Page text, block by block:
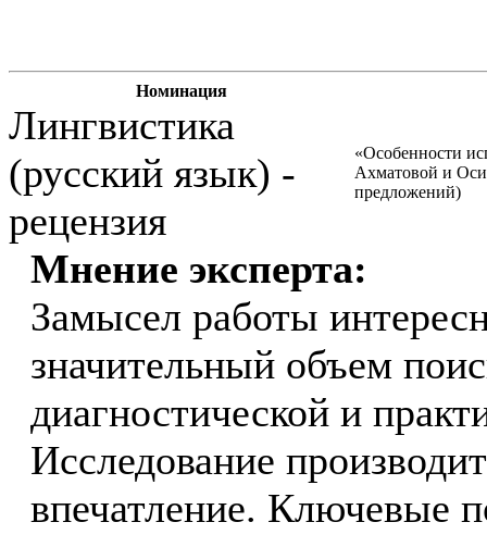
Номинация
Лингвистика
(русский язык) -
рецензия
«Особенности
Ахматовой и
предложений)
Мнение эксперта:
Замысел работы
значительный объем
диагностической и
Исследование
впечатление. Ключевые